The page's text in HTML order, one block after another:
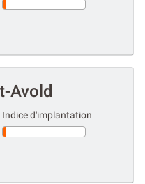
Avold
Indice d'implantation